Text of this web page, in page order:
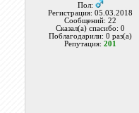
Пол:
Регистрация: 05.03.2018
Сообщений: 22
Сказал(а) спасибо: 0
Поблагодарили: 0 раз(а)
Репутация:201